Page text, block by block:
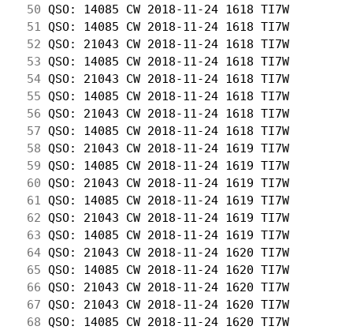
50 QSO: 14085 CW 2018-11-24 1618 TI7W
51
QSO: 14085 CW 2018-11-24 1618 TI7W
52 QSO: 21043 CW 2018-11-24 1618 TI7W
53 QSO: 14085 CW 2018-11-24 1618 TI7W
54 QSO: 21043 CW 2018-11-24 1618 TI7W
55 QSO: 14085 CW 2018-11-24 1618 TI7W
56 QSO: 21043 CW 2018-11-24 1618 TI7W
57 QSO: 14085 CW 2018-11-24 1618 TI7W
58 QSO: 21043 CW 2018-11-24 1619 TI7W
59 QSO: 14085 CW 2018-11-24 1619 TI7W
60 QSO: 21043 CW 2018-11-24 1619 TI7W
61
QSO: 14085 CW 2018-11-24 1619 TI7W
62 QSO: 21043 CW 2018-11-24 1619 TI7W
63 QSO: 14085 CW 2018-11-24 1619 TI7W
64 QSO: 21043 CW 2018-11-24 1620 TI7W
65 QSO: 14085 CW 2018-11-24 1620 TI7W
66 QSO: 21043 CW 2018-11-24 1620 TI7W
67 QSO: 21043 CW 2018-11-24 1620 TI7W
68 QSO: 14085 CW 2018-11-24 1620 TI7W